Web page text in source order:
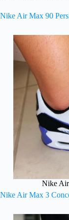
Nike Air Max 90
Nike Air
Nike Air Max 3